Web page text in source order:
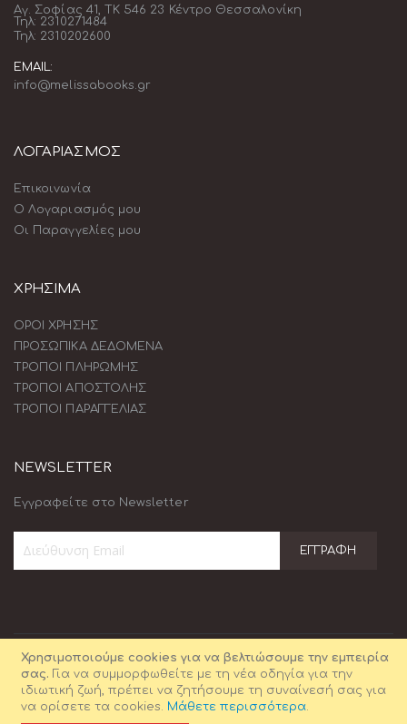
Χρησιμοποιούμε cookies για να βελτιώσουμε την εμπειρία
σας.
Για να συμμορφωθείτε με τη νέα οδηγία για την
ιδιωτική ζωή, πρέπει να ζητήσουμε τη συναίνεσή σας για
να ορίσετε τα cookies. Μάθετε περισσότερα.
Αγ. Σοφίας 41, ΤΚ 546 23 Κέντρο Θεσσαλονίκη
Τηλ: 2310271484
Τηλ: 2310202600
EMAIL:
info@melissabooks.gr
ΛΟΓΑΡΙΑΣΜΟΣ
Επικοινωνία
Ο Λογαριασμός μου
Οι Παραγγελίες μου
ΧΡΗΣΙΜΑ
ΟΡΟΙ ΧΡΗΣΗΣ
ΠΡΟΣΩΠΙΚΑ ΔΕΔΟΜΕΝΑ
ΤΡΟΠΟΙ ΠΛΗΡΩΜΗΣ
ΤΡΟΠΟΙ ΑΠΟΣΤΟΛΗΣ
ΤΡΟΠΟΙ ΠΑΡΑΓΓΕΛΙΑΣ
NEWSLETTER
Εγγραφείτε στο Newsletter
Δελτίο:
ΕΓΓΡΑΦΉ